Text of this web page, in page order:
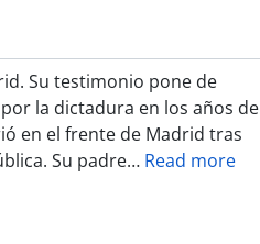
Su testimonio pone de
la dictadura en los años de
en el frente de Madrid tras
Su padre… Read more